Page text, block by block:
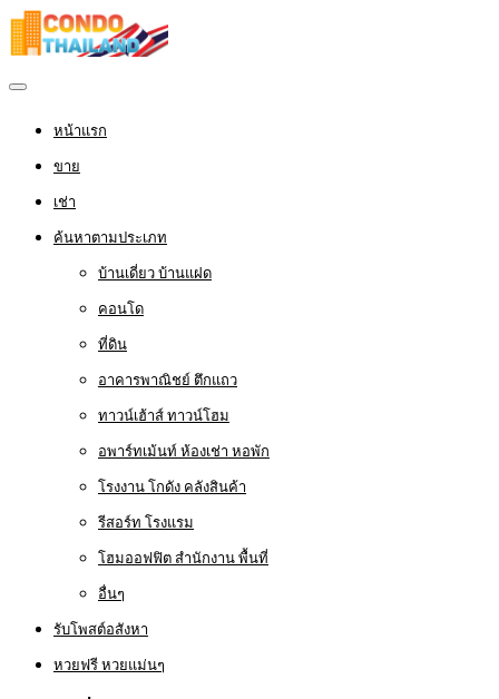
หน้าแรก
ขาย
เช่า
ค้นหาตามประเภท
บ้านเดี่ยว บ้านแฝด
คอนโด
ที่ดิน
อาคารพาณิชย์ ตึกแถว
ทาวน์เฮ้าส์ ทาวน์โฮม
อพาร์ทเม้นท์ ห้องเช่า หอพัก
โรงงาน โกดัง คลังสินค้า
รีสอร์ท โรงแรม
โฮมออฟฟิต สำนักงาน พื้นที่
อื่นๆ
รับโพสต์อสังหา
หวยฟรี หวยแม่นๆ